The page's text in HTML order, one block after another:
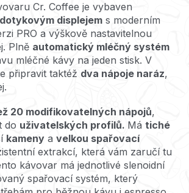
Cr. Coffee je vybaven
dotykovým displejem s moderním
PRO a výškově nastavitelnou
Plně automatický mléčný systém
mléčné kávy na jeden stisk. V
připravit taktéž dva nápoje naráz,
20 modifikovatelných nápojů,
do uživatelských profilů. Má tiché
kameny a velkou spařovací
extrakcí, která vám zaručí tu
kávovar má jednotlivé slenoidní
spařovací systém, který